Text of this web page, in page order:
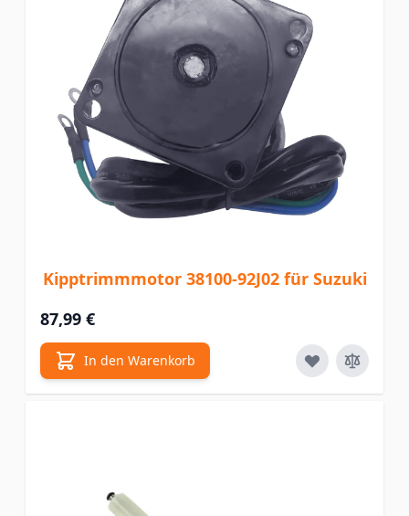
Kipptrimmmotor 38100-92J02 für Suzuki
87,99 €
In den Warenkorb